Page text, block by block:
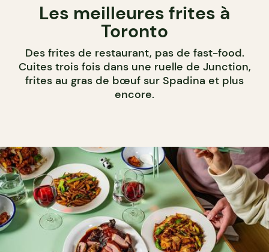
Les meilleures frites à
Toronto
Des frites de restaurant, pas de fast-food.
Cuites trois fois dans une ruelle de Junction,
frites au gras de bœuf sur Spadina et plus
encore.